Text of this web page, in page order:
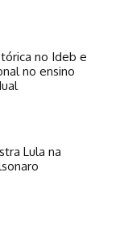
no Ideb e
no ensino
Lula na